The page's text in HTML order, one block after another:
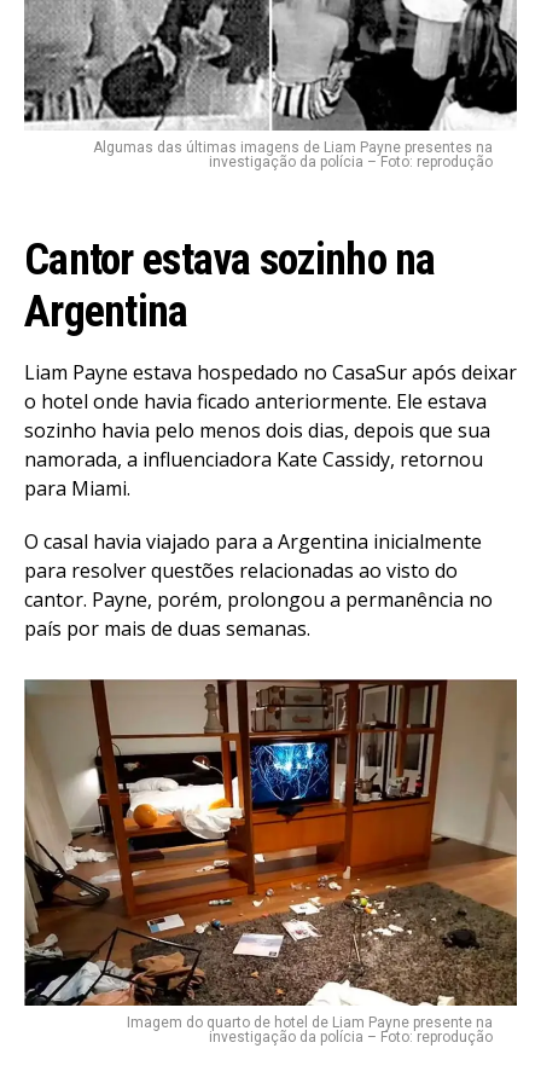
Algumas das últimas imagens de Liam Payne presentes na
investigação da polícia – Foto: reprodução
Cantor estava sozinho na
Argentina
Liam Payne estava hospedado no CasaSur após deixar
o hotel onde havia ficado anteriormente. Ele estava
sozinho havia pelo menos dois dias, depois que sua
namorada, a influenciadora Kate Cassidy, retornou
para Miami.
O casal havia viajado para a Argentina inicialmente
para resolver questões relacionadas ao visto do
cantor. Payne, porém, prolongou a permanência no
país por mais de duas semanas.
Imagem do quarto de hotel de Liam Payne presente na
investigação da polícia – Foto: reprodução